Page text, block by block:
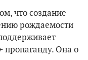
что создание
рождаемости
Она о